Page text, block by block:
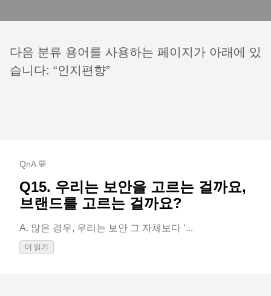
다음 분류 용어를 사용하는 페이지가 아래에 있
습니다: “인지편향”
QnA 💬
Q15. 우리는 보안을 고르는 걸까요,
브랜드를 고르는 걸까요?
A. 많은 경우, 우리는 보안 그 자체보다 ‘...
더 읽기